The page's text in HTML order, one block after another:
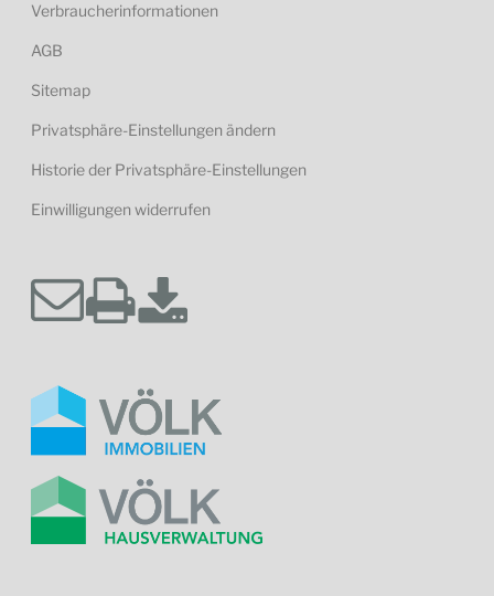
Verbraucherinformationen
AGB
Sitemap
Privatsphäre-Einstellungen ändern
Historie der Privatsphäre-Einstellungen
Einwilligungen widerrufen